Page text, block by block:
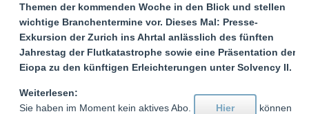
Themen der kommenden Woche in den Blick und stellen
wichtige Branchentermine vor. Dieses Mal: Presse-
Exkursion der Zurich ins Ahrtal anlässlich des fünften
Jahrestag der Flutkatastrophe sowie eine Präsentation der
Eiopa zu den künftigen Erleichterungen unter Solvency II.
Weiterlesen:
Sie haben im Moment kein aktives Abo.
Hier
können